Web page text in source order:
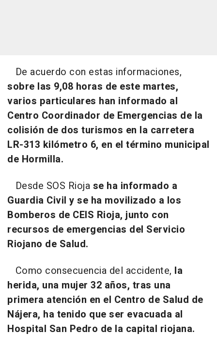
De acuerdo con estas informaciones,
sobre las 9,08 horas de este martes,
varios particulares han informado al
Centro Coordinador de Emergencias de la
colisión de dos turismos en la carretera
LR-313 kilómetro 6, en el término municipal
de Hormilla.
Desde SOS Rioja se ha informado a
Guardia Civil y se ha movilizado a los
Bomberos de CEIS Rioja, junto con
recursos de emergencias del Servicio
Riojano de Salud.
Como consecuencia del accidente, la
herida, una mujer 32 años, tras una
primera atención en el Centro de Salud de
Nájera, ha tenido que ser evacuada al
Hospital San Pedro de la capital riojana.